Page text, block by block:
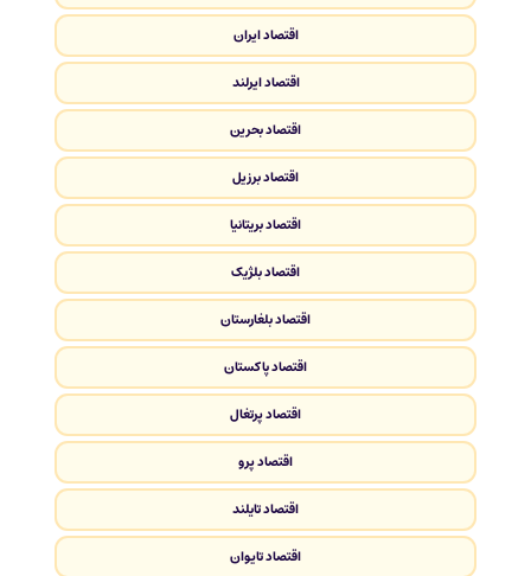
اقتصاد ایران
اقتصاد ایرلند
اقتصاد بحرین
اقتصاد برزیل
اقتصاد بریتانیا
اقتصاد بلژیک
اقتصاد بلغارستان
اقتصاد پاکستان
اقتصاد پرتغال
اقتصاد پرو
اقتصاد تایلند
اقتصاد تایوان